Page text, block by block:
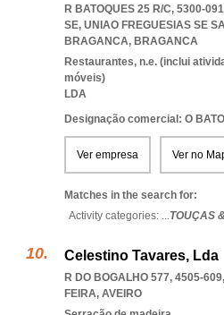
R BATOQUES 25 R/C, 5300-
SE, UNIAO FREGUESIAS SE
BRAGANCA, BRAGANCA
Restaurantes, n.e. (inclui
móveis)
LDA
Designação comercial: O
Ver empresa Ver no
Matches in the search for:
Activity categories: ...TOUÇAS
Celestino Tavares, Lda
R DO BOGALHO 577, 4505-609,
FEIRA, AVEIRO